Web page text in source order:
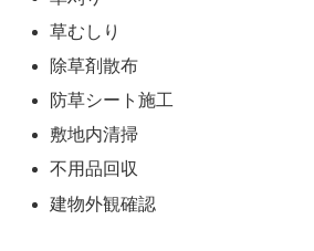
草むしり
除草剤散布
防草シート施工
敷地内清掃
不用品回収
建物外観確認